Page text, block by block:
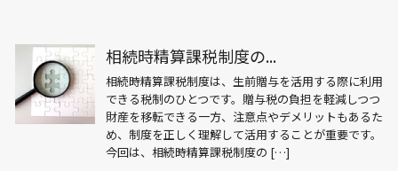
相続時精算課税制度の...
相続時精算課税制度は、生前贈与を活用する際に利用
できる税制のひとつです。贈与税の負担を軽減しつつ
財産を移転できる一方、注意点やデメリットもあるた
め、制度を正しく理解して活用することが重要です。
今回は、相続時精算課税制度の […]